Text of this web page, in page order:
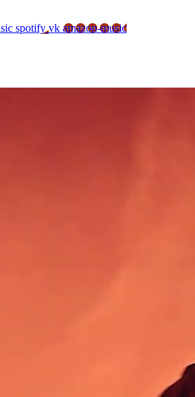
spotifyvk amazon-music